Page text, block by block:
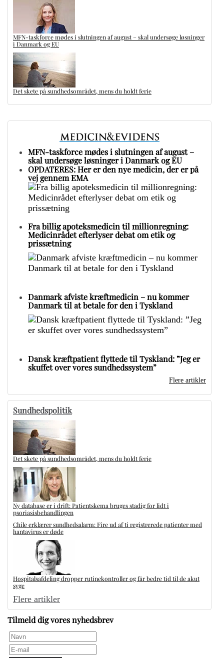
MFN-taskforce mødes i slutningen af august – skal undersøge løsninger
i Danmark og EU
Det skete på sundhedsområdet, mens du holdt ferie
MFN-taskforce mødes i slutningen af august –
skal undersøge løsninger i Danmark og EU
OPDATERES: Her er den nye medicin, der er på
vej gennem EMA
Fra billig apoteksmedicin til millionregning:
Medicinrådet efterlyser debat om etik og
prissætning
Danmark afviste kræftmedicin – nu kommer
Danmark til at betale for den i Tyskland
Dansk kræftpatient flyttede til Tyskland: ”Jeg er
skuffet over vores sundhedssystem”
Flere artikler
Sundhedspolitik
Det skete på sundhedsområdet, mens du holdt ferie
Ny database er i drift: Patientskema bruges stadig for lidt i
psoriasisbehandlingen
Chile erklærer sundhedsalarm: Fire ud af ti registrerede patienter med
hantavirus er døde
Hospitalsafdeling dropper rutinekontroller og får bedre tid til de akut
syge
Flere artikler
Tilmeld dig vores nyhedsbrev